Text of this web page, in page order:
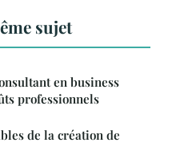
sujet
en business
professionnels
de la création de